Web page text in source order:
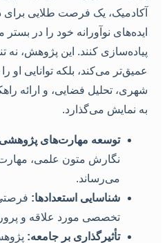
آکادمیک، یک فرصت طلایی برای
ایده‌های نوآورانه خود را در بستر
پیاده‌سازی کنند. این پژوهش، نه تنها
عمیق‌تر می‌کند، بلکه توانایی او را
شهری، تحلیل فضایی، و ارائه
به نمایش می‌گذارد.
توسعه مهارت‌های پژوهشی:از
نگارش متون علمی، مهارت‌های
می‌رساند.
شناسایی استعدادها: فرصتی
تخصصی مورد علاقه و پرورش
تأثیرگذاری بر جامعه: